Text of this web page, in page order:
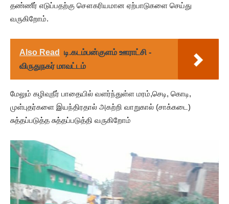
தண்ணீர் எடுப்பதற்கு சௌகரியமான ஏற்பாடுகளை செய்து
வருகிறோம்.
Also Read
டி.கடம்பன்குளம் ஊராட்சி -
விருதுநகர் மாவட்டம்
மேலும் கழிவுநீர் பாதையில் வளர்ந்துள்ள மரம்,செடி, கொடி,
முள்புதர்களை இயந்திரதால் அகற்றி வாறுகால் (சாக்கடை)
சுத்தப்படுத்த சுத்தப்படுத்தி வருகிறோம்